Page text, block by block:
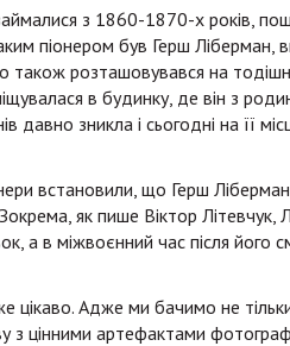
з 1860-1870-х років,
піонером був Герш Ліберман,
розташовувався на
в будинку, де він з
зникла і сьогодні на її
встановили, що Герш
як пише Віктор Літевчук,
а в міжвоєнний час після його
цікаво. Адже ми бачимо не
з цінними артефактами